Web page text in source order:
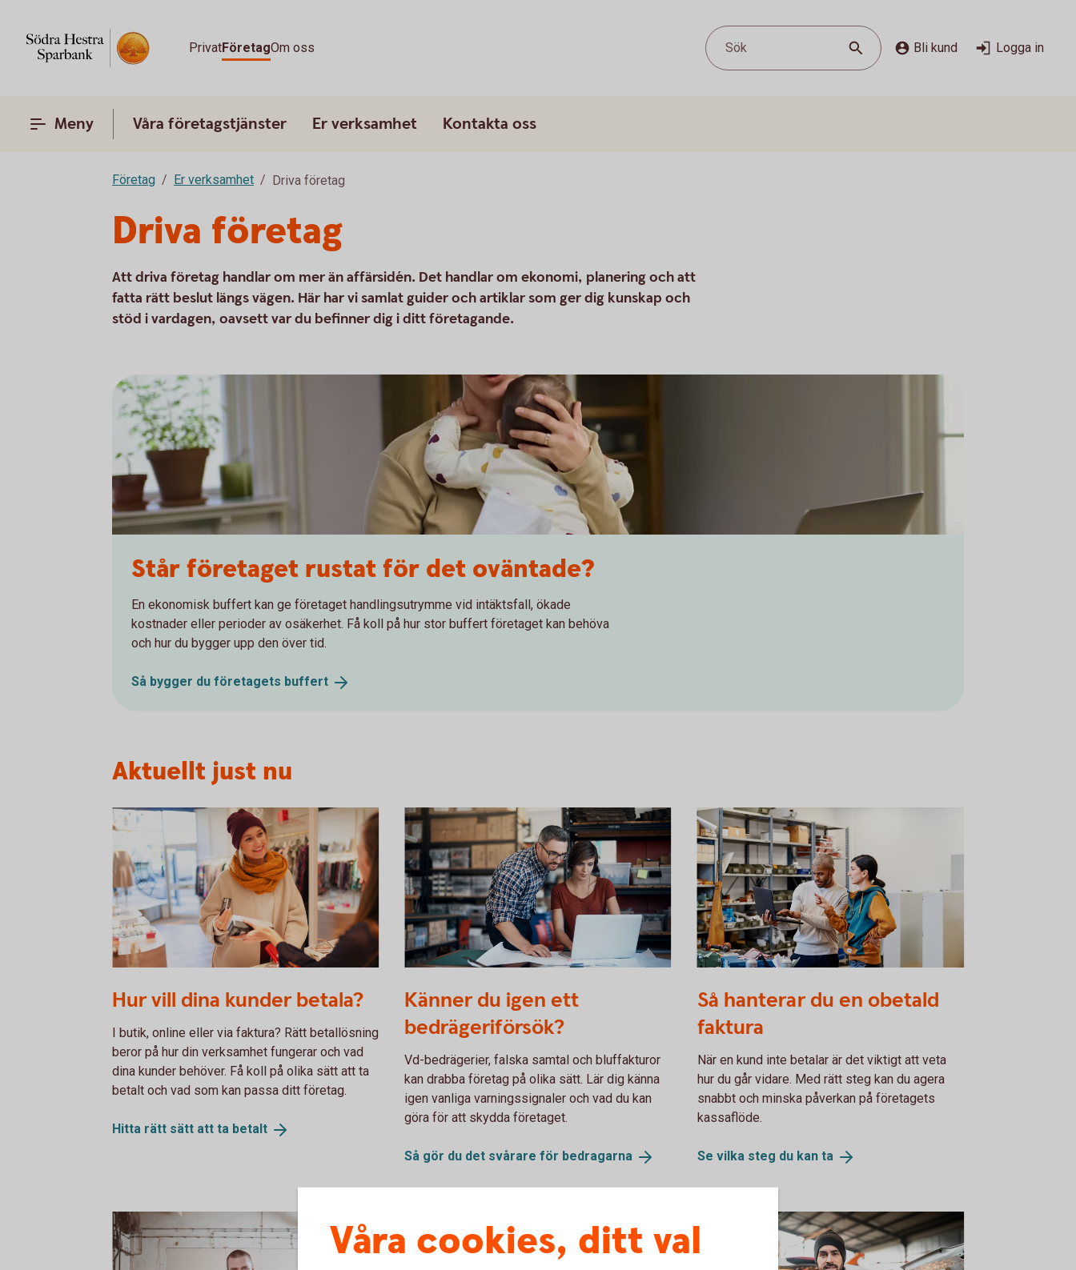
PrivatFöretagOm oss Sök Bli kund Logga in
Meny Våra företagstjänster Er verksamhet Kontakta oss
Företag Er verksamhet Driva företag
Driva företag
Att driva företag handlar om mer än affärsidén. Det handlar om ekonomi, planering och att
fatta rätt beslut längs vägen. Här har vi samlat guider och artiklar som ger dig kunskap och
stöd i vardagen, oavsett var du befinner dig i ditt företagande.
Står företaget rustat för det oväntade?
En ekonomisk buffert kan ge företaget handlingsutrymme vid intäktsfall, ökade
kostnader eller perioder av osäkerhet. Få koll på hur stor buffert företaget kan behöva
och hur du bygger upp den över tid.
Så bygger du företagets buffert
Aktuellt just nu
Hur vill dina kunder betala?
I butik, online eller via faktura? Rätt betallösning
beror på hur din verksamhet fungerar och vad
dina kunder behöver. Få koll på olika sätt att ta
betalt och vad som kan passa ditt företag.
Hitta rätt sätt att ta betalt
Känner du igen ett
bedrägeriförsök?
Vd-bedrägerier, falska samtal och bluffakturor
kan drabba företag på olika sätt. Lär dig känna
igen vanliga varningssignaler och vad du kan
göra för att skydda företaget.
Så gör du det svårare för bedragarna
holding a computer
Så hanterar du en obetald
faktura
När en kund inte betalar är det viktigt att veta
hur du går vidare. Med rätt steg kan du agera
snabbt och minska påverkan på företagets
kassaflöde.
Se vilka steg du kan ta
Våra cookies, ditt val